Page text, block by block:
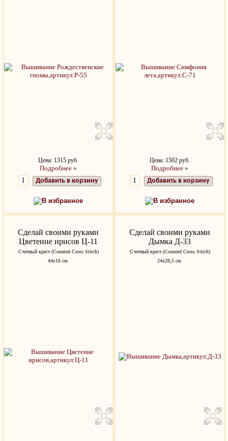
Цена: 1315 руб.
Подробнее »
Добавить в корзину
В избранное
Цена: 1502 руб.
Подробнее »
Добавить в корзину
В избранное
Сделай своими руками
Цветение ирисов Ц-11
Счетный крест (Counted Cross Stitch)
44х16 см.
Сделай своими руками
Дымка Д-33
Счетный крест (Counted Cross Stitch)
24х28,5 см.